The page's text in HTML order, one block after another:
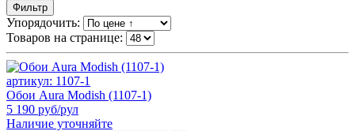
Фильтр
Упорядочить:
Товаров на странице:
артикул: 1107-1
Обои Aura Modish (1107-1)
5 190 руб/рул
Наличие уточняйте